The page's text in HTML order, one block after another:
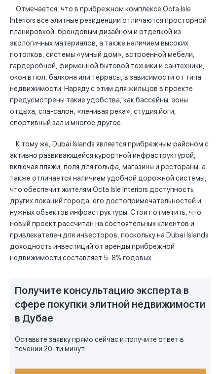
Отмечается, что в прибрежном комплексе Octa Isle
Interiors все элитные резиденции отличаются просторной
планировкой, брендовым дизайном и отделкой из
экологичных материалов, а также наличием высоких
потолков, системы «умный дом», встроенной мебели,
гардеробной, фирменной бытовой техники и сантехники,
окон в пол, балкона или террасы, в зависимости от типа
недвижимости. Наряду с этим для жильцов в проекте
предусмотрены такие удобства, как бассейны, зоны
отдыха, спа-салон, «ленивая река», студия йоги,
спортивный зал и многое другое.
К тому же, Dubai Islands является прибрежным районом с
активно развивающейся курортной инфраструктурой,
включая пляжи, поля для гольфа, магазины и рестораны, а
также отличается наличием удобной дорожной системы,
что обеспечит жителям Octa Isle Interiors доступность
других локаций города, его достопримечательностей и
нужных объектов инфраструктуры. Стоит отметить, что
новый проект рассчитан на состоятельных клиентов и
привлекателен для инвесторов, поскольку на Dubai Islands
доходность инвестиций от аренды прибрежной
недвижимости составляет 5–8% годовых.
Получите консультацию эксперта в
сфере покупки элитной недвижимости
в Дубае
Оставьте заявку прямо сейчас и получите ответ в
течении 20-ти минут